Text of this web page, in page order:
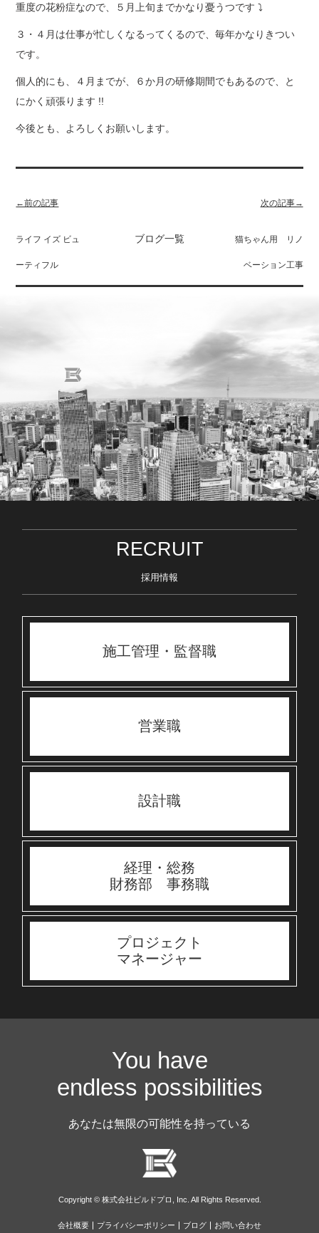
重度の花粉症なので、５月上旬までかなり憂うつです ⤵
３・４月は仕事が忙しくなるってくるので、毎年かなりきつい
です。
個人的にも、４月までが、６か月の研修期間でもあるので、と
にかく頑張ります !!
今後とも、よろしくお願いします。
←前の記事
ライフ イズ ビュ
ーティフル
ブログ一覧
次の記事→
猫ちゃん用 リノ
ベーション工事
RECRUIT
採用情報
施工管理・監督職
営業職
設計職
経理・総務
財務部 事務職
プロジェクト
マネージャー
You have
endless possibilities
あなたは無限の可能性を持っている
Copyright © 株式会社ビルドプロ, Inc. All Rights Reserved.
会社概要 プライバシーポリシー ブログ お問い合わせ